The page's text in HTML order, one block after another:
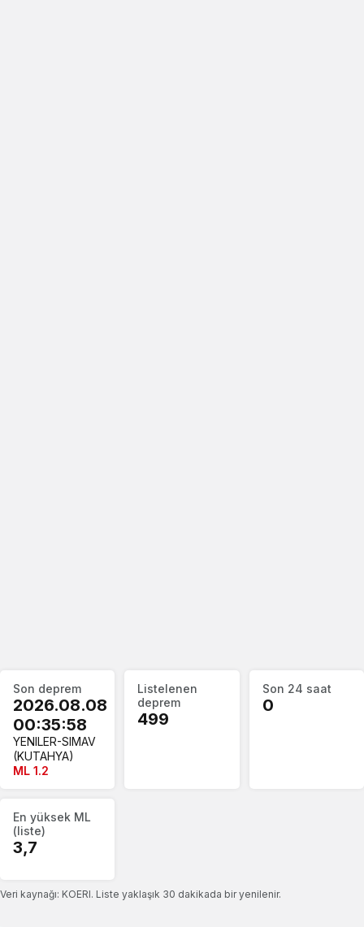
Son deprem
2026.08.08
00:35:58
YENILER-SIMAV
(KUTAHYA)
ML 1.2
Listelenen
deprem
499
Son 24 saat
0
En yüksek ML
(liste)
3,7
Veri kaynağı: KOERI. Liste yaklaşık 30 dakikada bir yenilenir.